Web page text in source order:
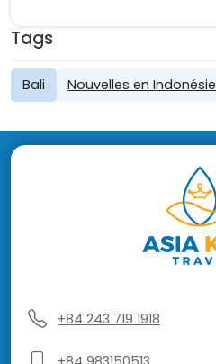
Tags
Bali Nouvelles en Indonésie
+84 243 719 1918